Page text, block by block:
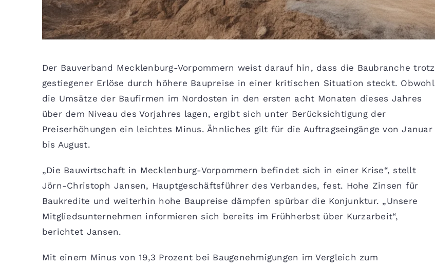
Der Bauverband Mecklenburg-Vorpommern weist darauf hin, dass die Baubranche trotz
gestiegener Erlöse durch höhere Baupreise in einer kritischen Situation steckt. Obwohl
die Umsätze der Baufirmen im Nordosten in den ersten acht Monaten dieses Jahres
über dem Niveau des Vorjahres lagen, ergibt sich unter Berücksichtigung der
Preiserhöhungen ein leichtes Minus. Ähnliches gilt für die Auftragseingänge von Januar
bis August.
„Die Bauwirtschaft in Mecklenburg-Vorpommern befindet sich in einer Krise“, stellt
Jörn-Christoph Jansen, Hauptgeschäftsführer des Verbandes, fest. Hohe Zinsen für
Baukredite und weiterhin hohe Baupreise dämpfen spürbar die Konjunktur. „Unsere
Mitgliedsunternehmen informieren sich bereits im Frühherbst über Kurzarbeit“,
berichtet Jansen.
Mit einem Minus von 19,3 Prozent bei Baugenehmigungen im Vergleich zum